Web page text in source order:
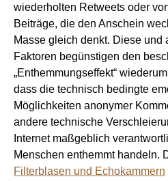
wiederholten Retweets oder
Beiträge, die den Anschein
Masse gleich denkt. Diese und
Faktoren begünstigen den
„Enthemmungseffekt“
dass die technisch bedingte
Möglichkeiten anonymer
andere technische
Internet maßgeblich
Menschen enthemmt handeln.
Filterblasen und Echokammern